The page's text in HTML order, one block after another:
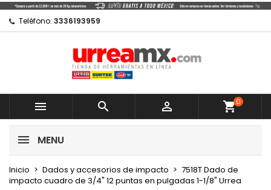
Teléfono: 3336193959
   shopping_cart0
MENU
Inicio Dados y accesorios de impacto
7518T Dado de
impacto cuadro de 3/4" 12 puntas en pulgadas 1-1/8" Urrea
Mi lista de regalos
Crear nueva lista
Crear lista de deseos
Nombre de la lista de deseos
Cancelar
Iniciar sesión
Debe iniciar sesión para guardar productos en su
lista de deseos.
Cancelar
Iniciar sesión